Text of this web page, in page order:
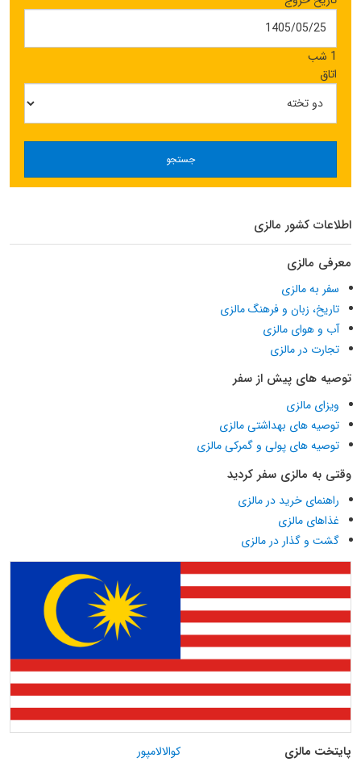
1 شب
اتاق
جستجو
اطلاعات کشور مالزی
معرفی مالزی
سفر به مالزی
تاریخ، زبان و فرهنگ مالزی
آب و هوای مالزی
تجارت در مالزی
توصیه های پیش از سفر
ویزای مالزی
توصیه های بهداشتی مالزی
توصیه های پولی و گمرکی مالزی
وقتی به مالزی سفر کردید
راهنمای خرید در مالزی
غذاهای مالزی
گشت و گذار در مالزی
پایتخت مالزی کوالالامپور